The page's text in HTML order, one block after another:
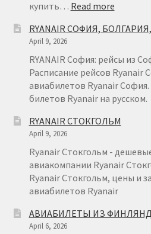
купить… Read more:
RYANAIR СОФИЯ,
April 9, 2026
RYANAIR София: рейсы из
Расписание рейсов Ryanair
авиабилетов Ryanair
билетов Ryanair на русском.
RYANAIR СТОКГОЛЬМ
April 9, 2026
Ryanair Стокгольм -
авиакомпании Ryanair
Ryanair Стокгольм, цены и
авиабилетов Ryanair
АВИАБИЛЕТЫ ИЗ
April 6, 2026